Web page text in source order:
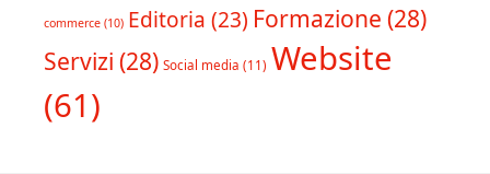
commerce (10) Editoria (23) Formazione (28)
Servizi (28) Social media (11) Website
(61)